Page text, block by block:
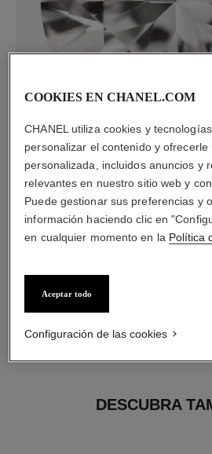
Las características de cada pieza
ORO BEIGE de 18 quilates
DESCUBRA
COOKIES EN CHANEL.COM
CHANEL utiliza cookies y
personalizar el contenido y ofrecerle
personalizada, incluidos anuncios y
relevantes en nuestro sitio web y
Puede gestionar sus preferencias y
información haciendo clic en
en cualquier momento en la Política
Aceptar todo
Configuración de las cookies